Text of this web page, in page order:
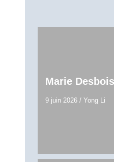
Marie Desbois
9 juin 2026 / Yong Li